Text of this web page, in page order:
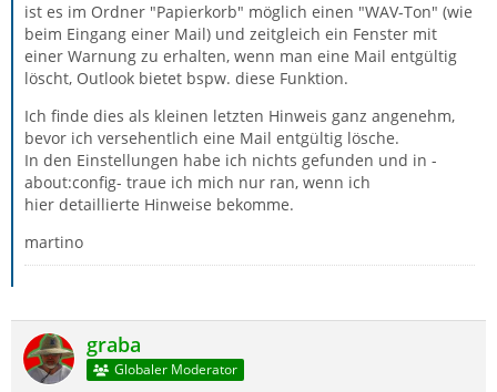
ist es im Ordner "Papierkorb" möglich einen "WAV-Ton" (wie
beim Eingang einer Mail) und zeitgleich ein Fenster mit
einer Warnung zu erhalten, wenn man eine Mail entgültig
löscht, Outlook bietet bspw. diese Funktion.
Ich finde dies als kleinen letzten Hinweis ganz angenehm,
bevor ich versehentlich eine Mail entgültig lösche.
In den Einstellungen habe ich nichts gefunden und in -
about:config- traue ich mich nur ran, wenn ich
hier detaillierte Hinweise bekomme.
martino
graba
Globaler Moderator